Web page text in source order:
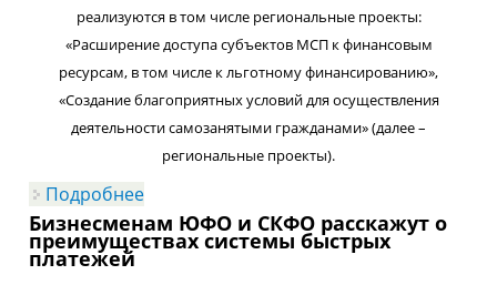
реализуются в том числе региональные проекты:
«Расширение доступа субъектов МСП к финансовым
ресурсам, в том числе к льготному финансированию»,
«Создание благоприятных условий для осуществления
деятельности самозанятыми гражданами» (далее –
региональные проекты).
Подробнее
малого и среднего
предпринимательства и физических
лиц, применяющих специальный
Бизнесменам ЮФО и СКФО расскажут о
преимуществах системы быстрых
платежей